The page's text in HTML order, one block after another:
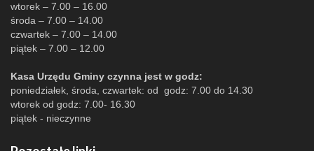
wtorek – 7.00 – 16.00
środa – 7.00 – 14.00
czwartek – 7.00 – 14.00
piątek – 7.00 – 12.00
Kasa Urzędu Gminy czynna jest w godz:
poniedziałek, środa, czwartek: od godz: 7.00 do 14.30
wtorek od godz: 7.00- 16.30
piątek - nieczynne